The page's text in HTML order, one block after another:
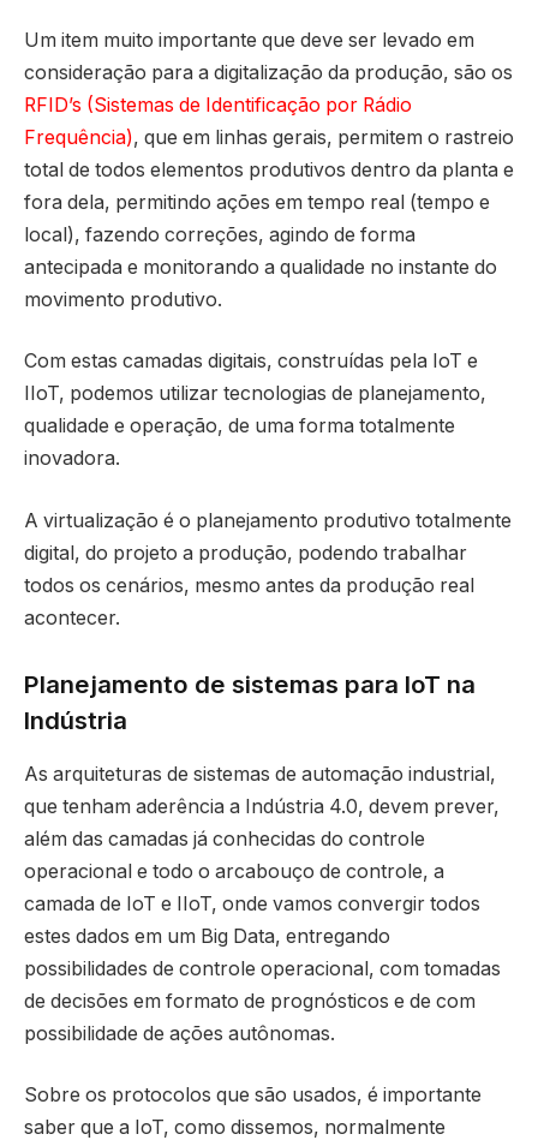
Um item muito importante que deve ser levado em
consideração para a digitalização da produção, são os
RFID’s (Sistemas de Identificação por Rádio
Frequência), que em linhas gerais, permitem o rastreio
total de todos elementos produtivos dentro da planta e
fora dela, permitindo ações em tempo real (tempo e
local), fazendo correções, agindo de forma
antecipada e monitorando a qualidade no instante do
movimento produtivo.
Com estas camadas digitais, construídas pela IoT e
IIoT, podemos utilizar tecnologias de planejamento,
qualidade e operação, de uma forma totalmente
inovadora.
A virtualização é o planejamento produtivo totalmente
digital, do projeto a produção, podendo trabalhar
todos os cenários, mesmo antes da produção real
acontecer.
Planejamento de sistemas para IoT na
Indústria
As arquiteturas de sistemas de automação industrial,
que tenham aderência a Indústria 4.0, devem prever,
além das camadas já conhecidas do controle
operacional e todo o arcabouço de controle, a
camada de IoT e IIoT, onde vamos convergir todos
estes dados em um Big Data, entregando
possibilidades de controle operacional, com tomadas
de decisões em formato de prognósticos e de com
possibilidade de ações autônomas.
Sobre os protocolos que são usados, é importante
saber que a IoT, como dissemos, normalmente